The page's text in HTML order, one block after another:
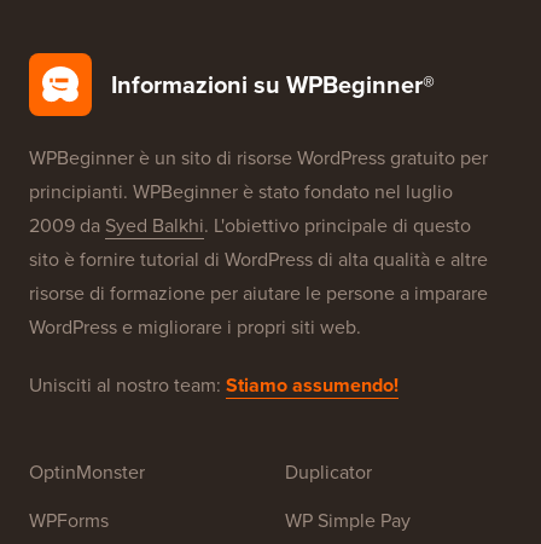
Informazioni su WPBeginner®
WPBeginner è un sito di risorse WordPress gratuito per
principianti. WPBeginner è stato fondato nel luglio
2009 da Syed Balkhi. L'obiettivo principale di questo
sito è fornire tutorial di WordPress di alta qualità e altre
risorse di formazione per aiutare le persone a imparare
WordPress e migliorare i propri siti web.
Unisciti al nostro team: Stiamo assumendo!
OptinMonster
WPForms
Duplicator
WP Simple Pay